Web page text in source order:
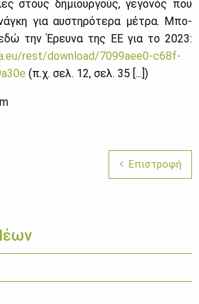
στους δη­μιουρ­γούς, γε­γο­νός που
για αυ­στη­ρό­τε­ρα μέ­τρα. Μπο­
την Έρευ­να της ΕΕ για το 2023:
​rest/​dow​nloa​d/​709​9aee​0-​c68f-​
(π.χ. σελ. 12, σελ. 35 [...])
Επιστροφή